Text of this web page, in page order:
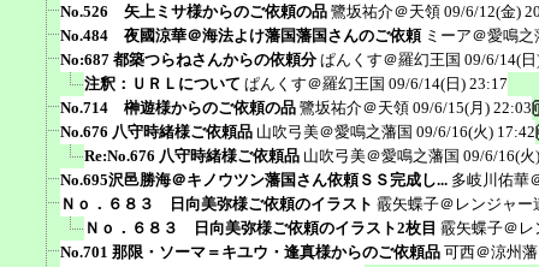
No.526 矢上ミサ様からのご依頼の品 鷺坂祐介＠天領 09/6/12(金)
No.484 夜國涼華＠海法よけ藩国藩国さんのご依頼 ミーア＠愛鳴之
No:687 都築つらねさんからの依頼分 ぱんくす＠羅幻王国 09/6/14(
注釈：ＵＲＬについて ぱんくす＠羅幻王国 09/6/14(日) 23:17
No.714 榊遊様からのご依頼の品 鷺坂祐介＠天領 09/6/15(月) 22:03
No.676 八守時緒様ご依頼品 山吹弓美＠愛鳴之藩国 09/6/16(火) 17:42
Re:No.676 八守時緒様ご依頼品 山吹弓美＠愛鳴之藩国 09/6/16(火
No.695沢邑勝海＠キノウツン藩国さん依頼ＳＳ完成し... 多岐川佑華
Ｎｏ．６８３ 日向美弥様ご依頼のイラスト 霰矢蝶子＠レンジャー
Ｎｏ．６８３ 日向美弥様ご依頼のイラスト2枚目 霰矢蝶子＠レ
No.701 那限・ソーマ＝キユウ・逢真様からのご依頼品 可西＠涼州